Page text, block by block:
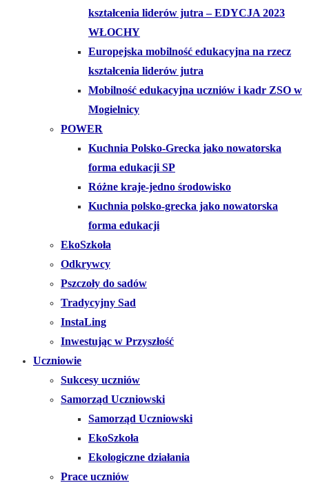
kształcenia liderów jutra – EDYCJA 2023
WŁOCHY
Europejska mobilność edukacyjna na rzecz
kształcenia liderów jutra
Mobilność edukacyjna uczniów i kadr ZSO w
Mogielnicy
POWER
Kuchnia Polsko-Grecka jako nowatorska
forma edukacji SP
Różne kraje-jedno środowisko
Kuchnia polsko-grecka jako nowatorska
forma edukacji
EkoSzkoła
Odkrywcy
Pszczoły do sadów
Tradycyjny Sad
InstaLing
Inwestując w Przyszłość
Uczniowie
Sukcesy uczniów
Samorząd Uczniowski
Samorząd Uczniowski
EkoSzkoła
Ekologiczne działania
Prace uczniów